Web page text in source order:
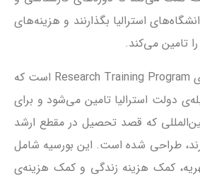
استرالیا بگذارنند و هزینه‌های
تامین می‌کند.
بورسیه‌ی دیگر، بورسیه‌ی Research Training Program است که
دولت استرالیا تامین می‌شود و برای
که قصد تحصیل در مقطع ارشد
طراحی شده است. این بورسیه شامل
کمک هزینه زندگی و کمک هزینه‌ی